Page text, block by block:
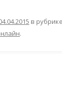
в рубрике
.